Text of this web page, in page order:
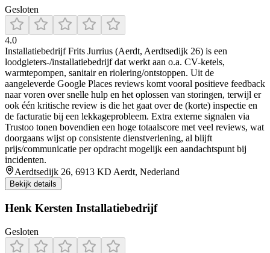
Gesloten
4.0
Installatiebedrijf Frits Jurrius (Aerdt, Aerdtsedijk 26) is een
loodgieters-/installatiebedrijf dat werkt aan o.a. CV-ketels,
warmtepompen, sanitair en riolering/ontstoppen. Uit de
aangeleverde Google Places reviews komt vooral positieve feedback
naar voren over snelle hulp en het oplossen van storingen, terwijl er
ook één kritische review is die het gaat over de (korte) inspectie en
de facturatie bij een lekkageprobleem. Extra externe signalen via
Trustoo tonen bovendien een hoge totaalscore met veel reviews, wat
doorgaans wijst op consistente dienstverlening, al blijft
prijs/communicatie per opdracht mogelijk een aandachtspunt bij
incidenten.
Aerdtsedijk 26, 6913 KD Aerdt, Nederland
Bekijk details
Henk Kersten Installatiebedrijf
Gesloten